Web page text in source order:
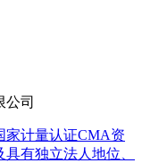
家计量认证CMA资
有独立法人地位、